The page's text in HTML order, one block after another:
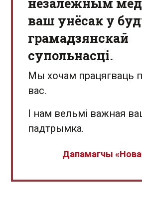
ваш унёсак у
грамадзянскай
супольнасці.
Мы хочам працягваць
вас.
І нам вельмі важная
падтрымка.
Дапамагчы